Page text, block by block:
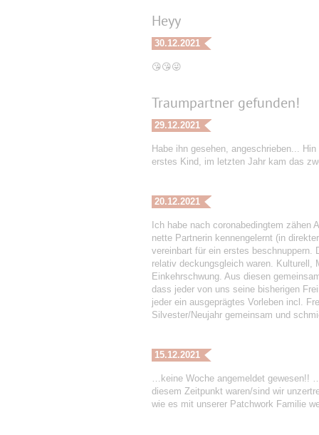
Heyy
30.12.2021
😘😘😜
Traumpartner gefunden!
29.12.2021
Habe ihn gesehen, angeschrieben...
erstes Kind, im letzten Jahr kam das
20.12.2021
Ich habe nach coronabedingtem
nette Partnerin kennengelernt (in
vereinbart für ein erstes beschnuppern.
relativ deckungsgleich waren. Kulturell,
Einkehrschwung. Aus diesen
dass jeder von uns seine bisherigen
jeder ein ausgeprägtes Vorleben incl.
Silvester/Neujahr gemeinsam und
15.12.2021
…keine Woche angemeldet gewesen!!
diesem Zeitpunkt waren/sind wir
wie es mit unserer Patchwork Familie